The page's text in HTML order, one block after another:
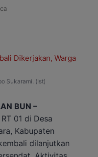
Sukarami. (Ist)
BUN –
01 di Desa
Kabupaten
dilanjutkan